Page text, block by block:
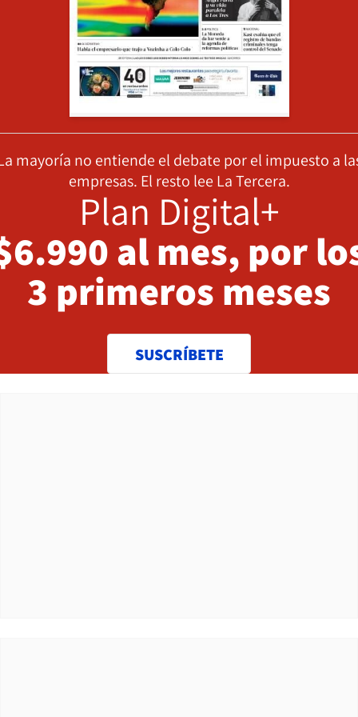
mayoría no entiende el debate por el impuesto a
empresas. El resto lee La Tercera.
Plan Digital+
al mes, por
3 primeros meses
SUSCRÍBETE